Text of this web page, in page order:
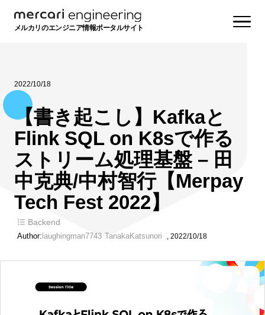
メルカリのエンジニア情報ポータルサイト
2022/10/18
【書き起こし】Kafkaと
Flink SQL on K8sで作る
ストリーム処理基盤 – 田
中克典/中村智行【Merpay
Tech Fest 2022】
Backend
Author: laughingman7743 TanakaKatsunori , 2022/10/18